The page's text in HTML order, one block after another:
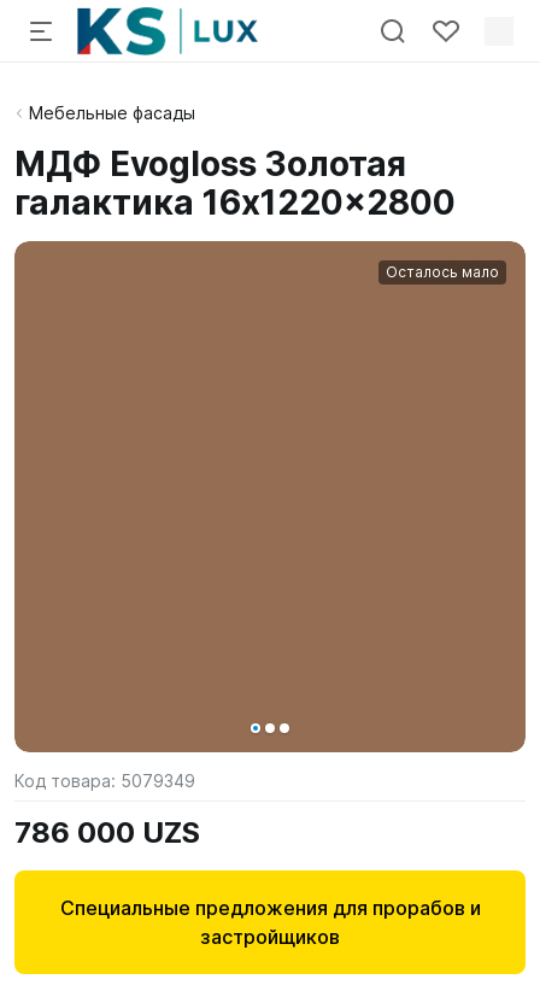
Мебельные фасады
МДФ Evogloss Золотая
галактика 16x1220x2800
Осталось мало
Код товара: 5079349
786 000 UZS
Специальные предложения для прорабов и
застройщиков